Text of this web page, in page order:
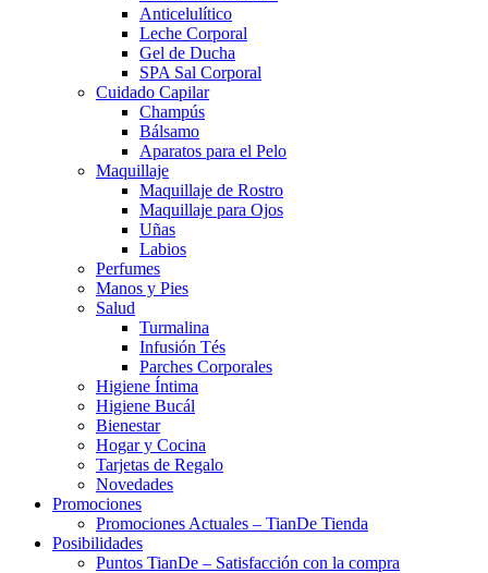
Anticelulítico
Leche Corporal
Gel de Ducha
SPA Sal Corporal
Cuidado Capilar
Champús
Bálsamo
Aparatos para el Pelo
Maquillaje
Maquillaje de Rostro
Maquillaje para Ojos
Uñas
Labios
Perfumes
Manos y Pies
Salud
Turmalina
Infusión Tés
Parches Corporales
Higiene Íntima
Higiene Bucál
Bienestar
Hogar y Cocina
Tarjetas de Regalo
Novedades
Promociones
Promociones Actuales – TianDe Tienda
Posibilidades
Puntos TianDe – Satisfacción con la compra